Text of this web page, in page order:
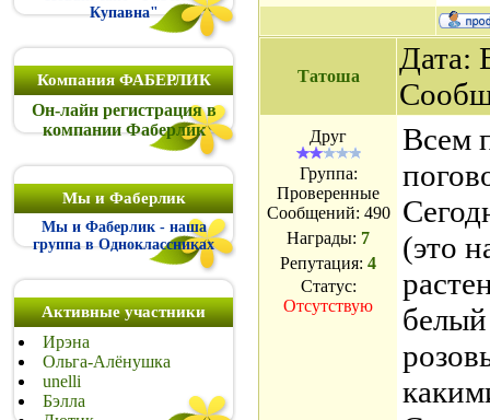
Купавна"
Компания ФАБЕРЛИК
Он-лайн регистрация в
компании Фаберлик
Мы и Фаберлик
Мы и Фаберлик - наша
группа в Одноклассниках
Активные участники
Ирэна
Ольга-Алёнушка
unelli
Бэлла
Татоша
Дата:
Друг
Группа:
Проверенные
Сообщений: 490
Награды: 7
Репутация: 4
Статус:
Отсутствую
Всем
(это